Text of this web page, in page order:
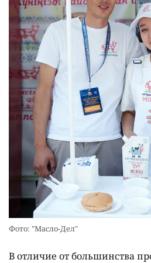
Фото: "Масло-Дел"
В отличие от большинства